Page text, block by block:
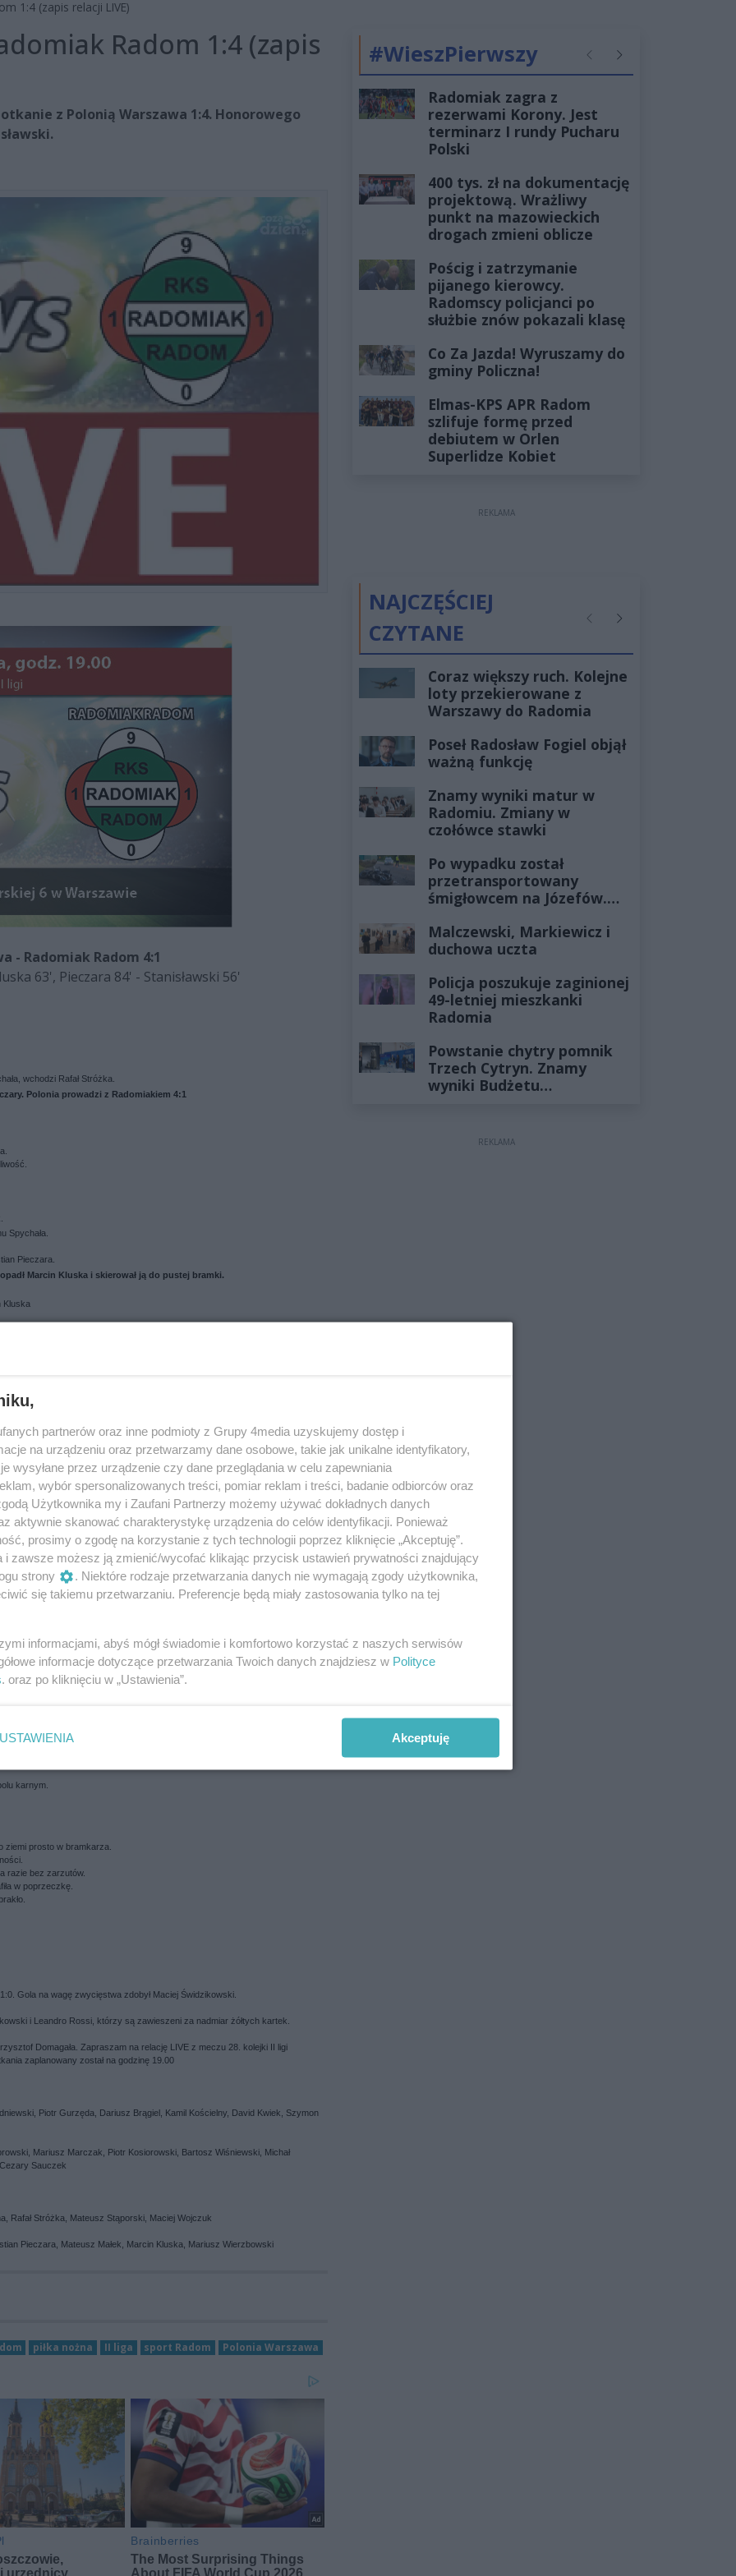
1:4 (zapis relacji LIVE)
Radom 1:4 (zapis
z Polonią Warszawa 1:4. Honorowego
- Radomiak Radom 4:1
63', Pieczara 84' - Stanisławski 56'
wchodzi Rafał Stróżka.
Polonia prowadzi z Radomiakiem 4:1
Spychała.
Pieczara.
Marcin Kluska i skierował ją do pustej bramki.
Kluska
Stanisławski po rzucie rożnym!
się faulu.
Maciej Wojczuk.
i próbował dograć do kolegów, ale nikogo tam nie było.
Polonia prowadzi 2:0.
i w konsekwencji
choć strzału nie zabrakło.
się "ostrzejszy".
karny. Radomiak 0 Polonia 1.
karnym.
ziemi prosto w bramkarza.
razie bez zarzutów.
w poprzeczkę.
Gola na wagę zwycięstwa zdobył Maciej Świdzikowski.
i Leandro Rossi, którzy są zawieszeni za nadmiar żółtych kartek.
Domagała. Zapraszam na relację LIVE z meczu 28. kolejki II ligi
zaplanowany został na godzinę 19.00
Piotr Gurzęda, Dariusz Brągiel, Kamil Kościelny, David Kwiek, Szymon
Mariusz Marczak, Piotr Kosiorowski, Bartosz Wiśniewski, Michał
Sauczek
Rafał Stróżka, Mateusz Stąporski, Maciej Wojczuk
Pieczara, Mateusz Małek, Marcin Kluska, Mariusz Wierzbowski
piłka nożna II liga sport Radom Polonia Warszawa
#WieszPierwszy PoprzednieNastępne
Radomiak zagra z
rezerwami Korony. Jest
terminarz I rundy Pucharu
Polski
400 tys. zł na dokumentację
projektową. Wrażliwy
punkt na mazowieckich
drogach zmieni oblicze
Pościg i zatrzymanie
pijanego kierowcy.
Radomscy policjanci po
służbie znów pokazali klasę
Co Za Jazda! Wyruszamy do
gminy Policzna!
Elmas-KPS APR Radom
szlifuje formę przed
debiutem w Orlen
Superlidze Kobiet
REKLAMA
NAJCZĘŚCIEJ
CZYTANE
PoprzednieNastępne
Coraz większy ruch. Kolejne
loty przekierowane z
Warszawy do Radomia
Poseł Radosław Fogiel objął
ważną funkcję
Znamy wyniki matur w
Radomiu. Zmiany w
czołówce stawki
Po wypadku został
przetransportowany
śmigłowcem na Józefów.
żyłach
Malczewski, Markiewicz i
duchowa uczta
Policja poszukuje zaginionej
49-letniej mieszkanki
Radomia
Powstanie chytry pomnik
Trzech Cytryn. Znamy
wyniki Budżetu
REKLAMA
partnerów oraz inne podmioty z Grupy 4media uzyskujemy dostęp i
na urządzeniu oraz przetwarzamy dane osobowe, takie jak unikalne identyfikatory,
wysyłane przez urządzenie czy dane przeglądania w celu zapewniania
wybór spersonalizowanych treści, pomiar reklam i treści, badanie odbiorców oraz
Użytkownika my i Zaufani Partnerzy możemy używać dokładnych danych
aktywnie skanować charakterystykę urządzenia do celów identyfikacji. Ponieważ
prosimy o zgodę na korzystanie z tych technologii poprzez kliknięcie „Akceptuję”.
i zawsze możesz ją zmienić/wycofać klikając przycisk ustawień prywatności znajdujący
strony
. Niektóre rodzaje przetwarzania danych nie wymagają zgody użytkownika,
się takiemu przetwarzaniu. Preferencje będą miały zastosowania tylko na tej
informacjami, abyś mógł świadomie i komfortowo korzystać z naszych serwisów
informacje dotyczące przetwarzania Twoich danych znajdziesz w Polityce
. oraz po kliknięciu w „Ustawienia”.
USTAWIENIA Akceptuję